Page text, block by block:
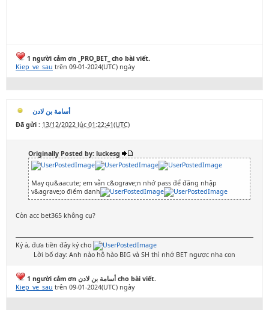
1 người cảm ơn _PRO_BET_ cho bài viết.
Kiep_ve_sau trên 09-01-2024(UTC) ngày
أسامة بن لادن
Đã gửi : 13/12/2022 lúc 01:22:41(UTC)
Originally Posted by: luckesg
May qu&aacute; em vẫn c&ograve;n nhớ pass để đăng nhập
v&agrave;o điểm danh
Còn acc bet365 không cụ?
Ký à, đưa tiền đây ký cho
Lời bố dạy: Anh nào hô hào BIG và SH thì nhớ BET ngược nha con
1 người cảm ơn أسامة بن لادن cho bài viết.
Kiep_ve_sau trên 09-01-2024(UTC) ngày